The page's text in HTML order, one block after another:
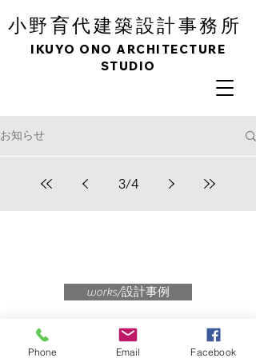
小野育代建築設計事務所
IKUYO ONO ARCHITECTURE
STUDIO
お知らせ
3/4
works/設計事例
ご相談・お問い合わせ
Phone Email Facebook